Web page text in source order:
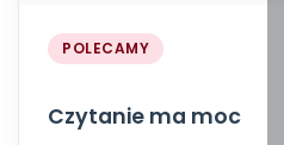
POLECAMY
Czytanie ma moc